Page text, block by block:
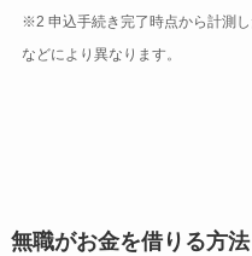
※2 申込手続き完了時点から計測
などにより異なります。
無職がお金を借りる方